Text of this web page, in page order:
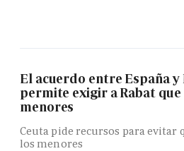
El acuerdo entre España
permite exigir a Rabat que
menores
Ceuta pide recursos para evitar
los menores